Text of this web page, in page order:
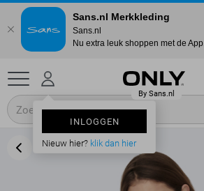
INLOGGEN
Nieuw hier? klik dan hier
Sans.nl Merkkleding
Sans.nl
Nu extra leuk shoppen met de App.